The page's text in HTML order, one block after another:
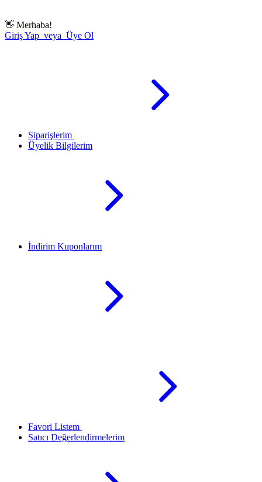
👋 Merhaba!
Giriş Yap veya Üye Ol
Siparişlerim
Üyelik Bilgilerim
İndirim Kuponlarım
Favori Listem
Satıcı Değerlendirmelerim